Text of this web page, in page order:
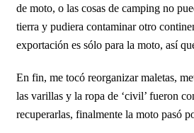
de moto, o las cosas de camping no
tierra y pudiera contaminar otro
exportación es sólo para la moto, así
En fin, me tocó reorganizar maletas,
las varillas y la ropa de ‘civil’ fueron
recuperarlas, finalmente la moto pasó